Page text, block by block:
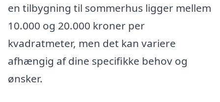
en tilbygning til sommerhus ligger mellem
10.000 og 20.000 kroner per
kvadratmeter, men det kan variere
afhængig af dine specifikke behov og
ønsker.